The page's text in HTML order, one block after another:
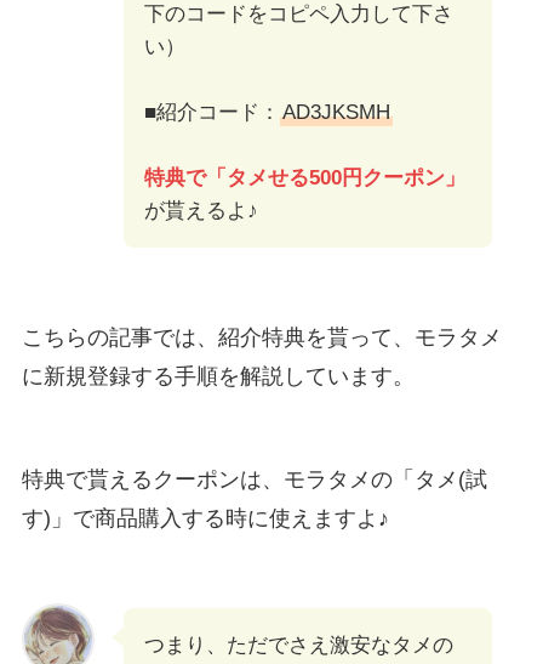
下のコードをコピペ入力して下さ
い）
■紹介コード： AD3JKSMH
特典で「タメせる500円クーポン」
が貰えるよ♪
こちらの記事では、紹介特典を貰って、モラタメ
に新規登録する手順を解説しています。
特典で貰えるクーポンは、モラタメの「タメ(試
す)」で商品購入する時に使えますよ♪
つまり、ただでさえ激安なタメの